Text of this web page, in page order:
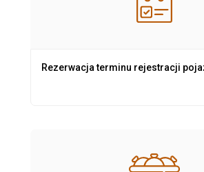
Rezerwacja terminu rejestracji